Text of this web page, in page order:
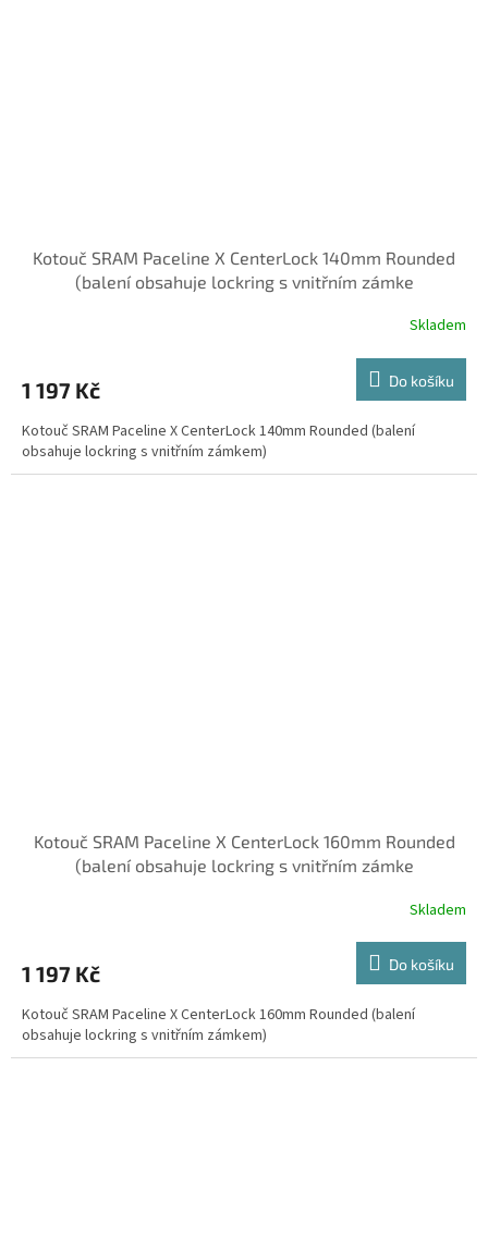
Kotouč SRAM Paceline X CenterLock 140mm Rounded
(balení obsahuje lockring s vnitřním zámke
Skladem
1 197 Kč Do košíku
Kotouč SRAM Paceline X CenterLock 140mm Rounded (balení
obsahuje lockring s vnitřním zámkem)
Kotouč SRAM Paceline X CenterLock 160mm Rounded
(balení obsahuje lockring s vnitřním zámke
Skladem
1 197 Kč Do košíku
Kotouč SRAM Paceline X CenterLock 160mm Rounded (balení
obsahuje lockring s vnitřním zámkem)